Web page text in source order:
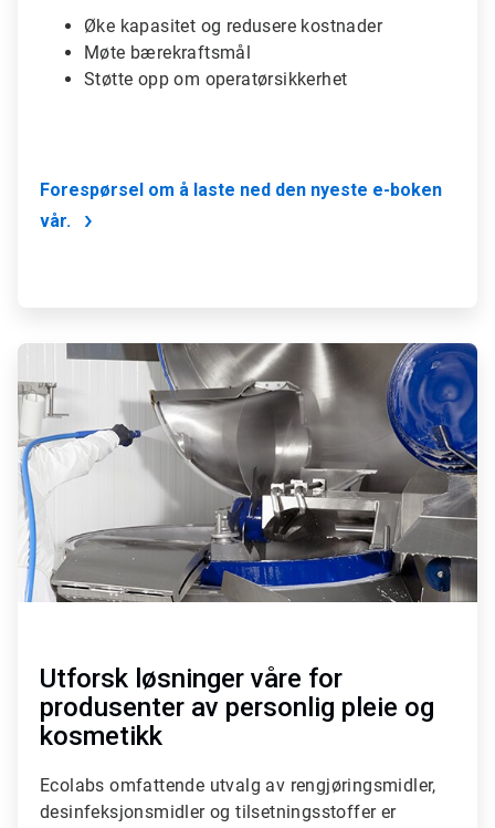
Øke kapasitet og redusere kostnader
Møte bærekraftsmål
Støtte opp om operatørsikkerhet
Forespørsel om å laste ned den nyeste e-boken
vår.
ArticleTile
for
2
Utforsk løsninger våre for
produsenter av personlig pleie og
kosmetikk
Ecolabs omfattende utvalg av rengjøringsmidler,
desinfeksjonsmidler og tilsetningsstoffer er